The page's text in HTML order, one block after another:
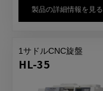
製品の詳細情報を見る
1サドルCNC旋盤
HL-35